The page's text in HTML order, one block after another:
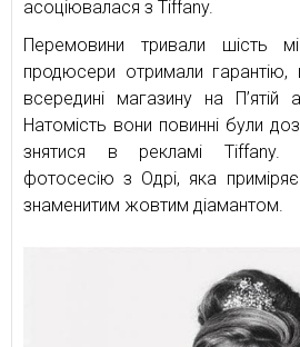
асоціювалася з Tiffany.
Перемовини тривали шість
продюсери отримали
всередині магазину на
Натомість вони повинні були
знятися в рекламі Tiffany.
фотосесію з Одрі, яка
знаменитим жовтим діамантом.